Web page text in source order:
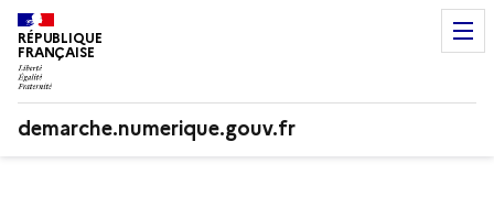
RÉPUBLIQUE
FRANÇAISE
demarche.numerique.gouv.fr